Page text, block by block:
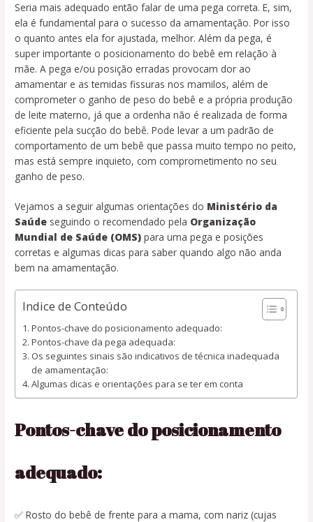
Seria mais adequado então falar de uma pega correta. E, sim,
ela é fundamental para o sucesso da amamentação. Por isso
o quanto antes ela for ajustada, melhor. Além da pega, é
super importante o posicionamento do bebê em relação à
mãe. A pega e/ou posição erradas provocam dor ao
amamentar e as temidas fissuras nos mamilos, além de
comprometer o ganho de peso do bebê e a própria produção
de leite materno, já que a ordenha não é realizada de forma
eficiente pela sucção do bebê. Pode levar a um padrão de
comportamento de um bebê que passa muito tempo no peito,
mas está sempre inquieto, com comprometimento no seu
ganho de peso.
Vejamos a seguir algumas orientações do Ministério da
Saúde seguindo o recomendado pela Organização
Mundial de Saúde (OMS) para uma pega e posições
corretas e algumas dicas para saber quando algo não anda
bem na amamentação.
Indice de Conteúdo
Pontos-chave do posicionamento adequado:
Pontos-chave da pega adequada:
Os seguintes sinais são indicativos de técnica inadequada
de amamentação:
Algumas dicas e orientações para se ter em conta
Pontos-chave do posicionamento
adequado:
✅ Rosto do bebê de frente para a mama, com nariz (cujas